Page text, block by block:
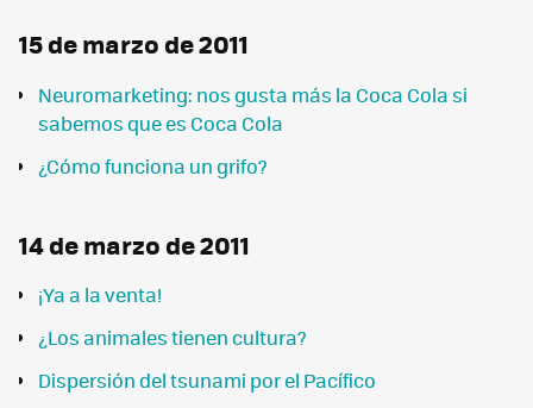
15 de marzo de 2011
Neuromarketing: nos gusta más la Coca Cola si
sabemos que es Coca Cola
¿Cómo funciona un grifo?
14 de marzo de 2011
¡Ya a la venta!
¿Los animales tienen cultura?
Dispersión del tsunami por el Pacífico